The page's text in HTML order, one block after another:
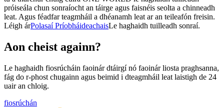
próiseála chun sonraíocht an táirge agus faisnéis seolta a chinneadh
leat. Agus féadfar teagmháil a dhéanamh leat ar an teileafón freisin.
Léigh árPolasaí PríobháideachaisLe haghaidh tuilleadh sonraí.
Aon cheist againn?
Le haghaidh fiosrúcháin faoinár dtáirgí nó faoinár liosta praghsanna,
fág do r-phost chugainn agus beimid i dteagmháil leat laistigh de 24
uair an chloig.
fiosrúchán